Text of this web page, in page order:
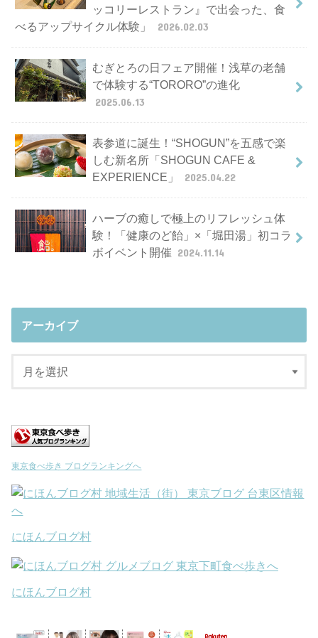
ッコリーレストラン』で出会った、食
べるアップサイクル体験」
2026.02.03
むぎとろの日フェア開催！浅草の老舗
で体験する“TORORO”の進化
2025.06.13
表参道に誕生！“SHOGUN”を五感で楽
しむ新名所「SHOGUN CAFE &
EXPERIENCE」
2025.04.22
ハーブの癒しで極上のリフレッシュ体
験！「健康のど飴」×「堀田湯」初コラ
ボイベント開催 2024.11.14
アーカイブ
東京食べ歩き ブログランキングへ
にほんブログ村
にほんブログ村